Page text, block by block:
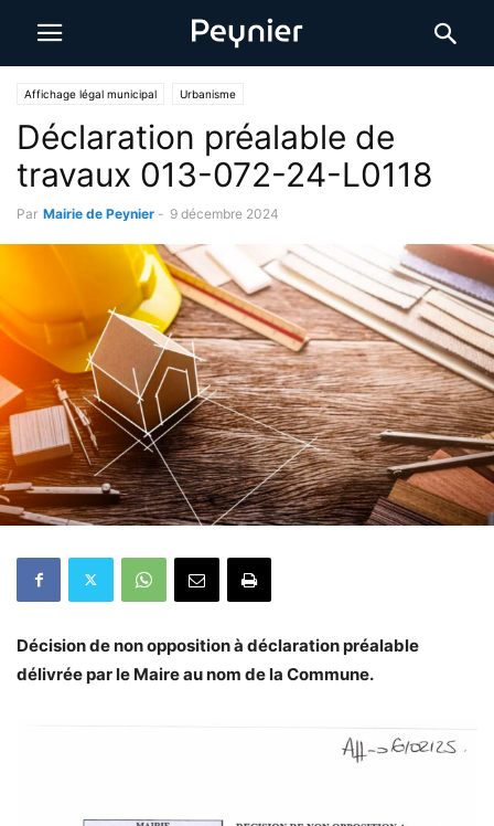
Affichage légal municipal Urbanisme
Déclaration préalable de
travaux 013-072-24-L0118
Par Mairie de Peynier - 9 décembre 2024
Décision de non opposition à déclaration préalable
délivrée par le Maire au nom de la Commune.